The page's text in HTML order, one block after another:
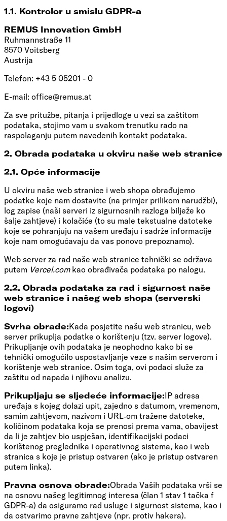
1.1. Kontrolor u smislu GDPR-a
REMUS Innovation GmbH
Ruhmannstraße 11
8570 Voitsberg
Austrija
Telefon: +43 5 05201 - 0
E-mail: office@remus.at
Za sve pritužbe, pitanja i prijedloge u vezi sa zaštitom
podataka, stojimo vam u svakom trenutku rado na
raspolaganju putem navedenih kontakt podataka.
2. Obrada podataka u okviru naše web stranice
2.1. Opće informacije
U okviru naše web stranice i web shopa obrađujemo
podatke koje nam dostavite (na primjer prilikom narudžbi),
log zapise (naši serveri iz sigurnosnih razloga bilježe ko
šalje zahtjeve) i kolačiće (to su male tekstualne datoteke
koje se pohranjuju na vašem uređaju i sadrže informacije
koje nam omogućavaju da vas ponovo prepoznamo).
Web server za rad naše web stranice tehnički se održava
putem Vercel.com kao obrađivača podataka po nalogu.
2.2. Obrada podataka za rad i sigurnost naše
web stranice i našeg web shopa (serverski
logovi)
Svrha obrade:Kada posjetite našu web stranicu, web
server prikuplja podatke o korištenju (tzv. server logove).
Prikupljanje ovih podataka je neophodno kako bi se
tehnički omogućilo uspostavljanje veze s našim serverom i
korištenje web stranice. Osim toga, ovi podaci služe za
zaštitu od napada i njihovu analizu.
Prikupljaju se sljedeće informacije:IP adresa
uređaja s kojeg dolazi upit, zajedno s datumom, vremenom,
samim zahtjevom, nazivom i URL‑om tražene datoteke,
količinom podataka koja se prenosi prema vama, obavijest
da li je zahtjev bio uspješan, identifikacijski podaci
korištenog preglednika i operativnog sistema, kao i web
stranica s koje je pristup ostvaren (ako je pristup ostvaren
putem linka).
Pravna osnova obrade:Obrada Vaših podataka vrši se
na osnovu našeg legitimnog interesa (član 1 stav 1 tačka f
GDPR-a) da osiguramo rad usluge i sigurnost sistema, kao i
da ostvarimo pravne zahtjeve (npr. protiv hakera).